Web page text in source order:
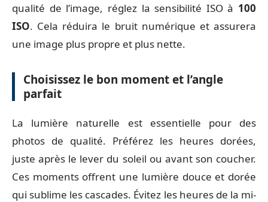
qualité de l’image, réglez la sensibilité ISO à 100
ISO. Cela réduira le bruit numérique et assurera
une image plus propre et plus nette.
Choisissez le bon moment et l’angle
parfait
La lumière naturelle est essentielle pour des
photos de qualité. Préférez les heures dorées,
juste après le lever du soleil ou avant son coucher.
Ces moments offrent une lumière douce et dorée
qui sublime les cascades. Évitez les heures de la mi-